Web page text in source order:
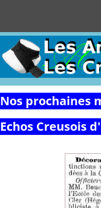
Nos prochaines
Echos Creusois